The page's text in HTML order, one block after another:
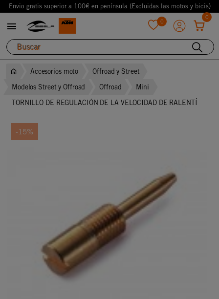
Envio gratis superior a 100€ en península (Excluidas las motos y bicis)
 0
0
Accesorios moto
Offroad y Street
Modelos Street y Offroad
Offroad
Mini
TORNILLO DE REGULACIÓN DE LA VELOCIDAD DE RALENTÍ
-15%